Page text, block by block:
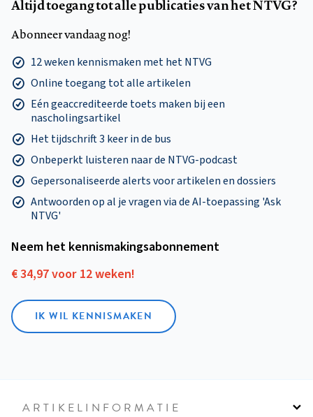
Altijd toegang tot alle publicaties van het NTVG?
Abonneer vandaag nog!
12 weken kennismaken met het NTVG
Online toegang tot alle artikelen
Eén geaccrediteerde toets maken bij een
nascholingsartikel
Het tijdschrift 3 keer in de bus
Onbeperkt luisteren naar de NTVG-podcast
Gepersonaliseerde alerts voor artikelen en dossiers
Antwoorden op al je vragen via de AI-toepassing 'Ask
NTVG'
Neem het kennismakings­abonnement
€ 34,97 voor 12 weken!
IK WIL KENNISMAKEN
ARTIKELINFORMATIE